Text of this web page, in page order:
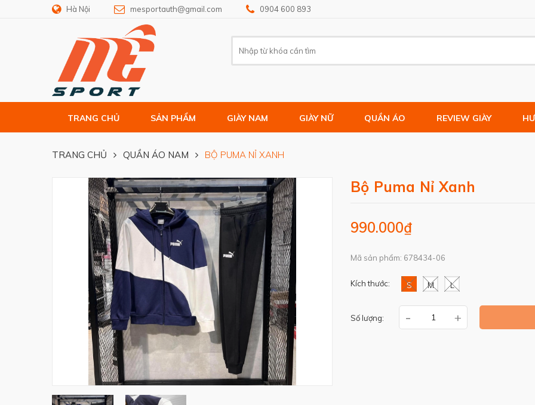
Hà Nội mesportauth@gmail.com 0904 600 893
TRANG CHỦ SẢN PHẨM GIÀY NAM GIÀY NỮ QUẦN ÁO REVIEW GIÀY
TRANG CHỦ QUẦN ÁO NAM BỘ PUMA NỈ XANH
Bộ Puma Nỉ Xanh
990.000₫
Mã sản phẩm: 678434-06
Kích thước: S M L
Số lượng: - +